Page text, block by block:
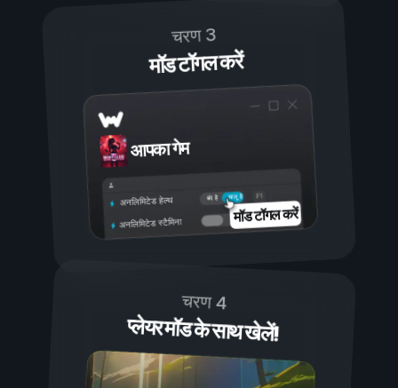
चरण 3
मॉड टॉगल करें
आपका गेम
चालू है
बंद है
अनलिमिटेड हेल्थ
अनलिमिटेड स्टैमिना मॉड टॉगल करें
चरण 4
प्लेयर मॉड के साथ खेलें!